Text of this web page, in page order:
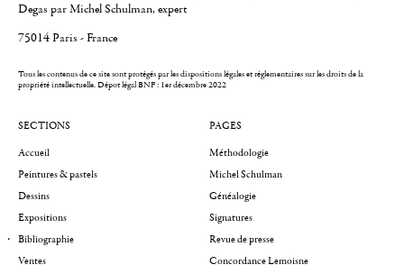
Degas par Michel Schulman, expert
75014 Paris - France
Tous les contenus de ce site sont protégés par les dispositions légales et réglementaires sur les droits de la
propriété intellectuelle.Dépot légal BNF : 1er décembre 2022
SECTIONS
Accueil
Peintures & pastels
Dessins
Expositions
Bibliographie
Ventes
PAGES
Méthodologie
Michel Schulman
Généalogie
Signatures
Revue de presse
Concordance Lemoisne